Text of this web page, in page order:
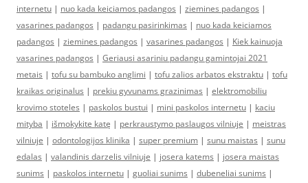
internetu | nuo kada keiciamos padangos | ziemines padangos |
vasarines padangos | padangu pasirinkimas | nuo kada keiciamos
padangos | ziemines padangos | vasarines padangos | Kiek kainuoja
vasarines padangos | Geriausi asariniu padangu gamintojai 2021
metais | tofu su bambuko anglimi | tofu zalios arbatos ekstraktu | tofu
kraikas originalus | prekiu gyvunams grazinimas | elektromobiliu
krovimo stoteles | paskolos bustui | mini paskolos internetu | kaciu
mityba | išmokykite katę | perkraustymo paslaugos vilniuje | meistras
vilniuje | odontologijos klinika | super premium | sunu maistas | sunu
edalas | valandinis darzelis vilniuje | josera katems | josera maistas
sunims | paskolos internetu | guoliai sunims | dubeneliai sunims |